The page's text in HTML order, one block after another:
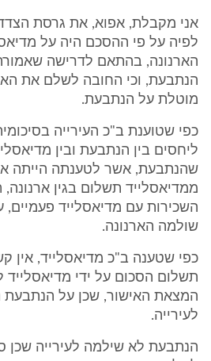
לפיה על פי ההסכם היה על
הארנונה, בהתאם לדרישה
הנתבעת, וכי החובה לשלם את
מוטלת על הנתבעת.
כפי שטוענת ב"כ העירייה
ליחסים בין הנתבעת ובין
שהנתבעת, אשר לטענתה הייתה
ממדיאסלייד תשלום בגין
השכירות עם מדיאסלייד
שולמה הארנונה.
כפי שטענה ב"כ מדיאסלייד, אין
תשלום הסכום על ידי מדיאסלייד
המצאת האישור, שכן על
לעירייה.
הנתבעת לא שילמה לעירייה שכן